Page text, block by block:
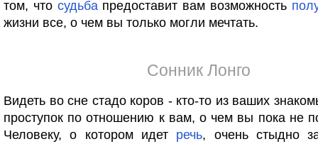
том, что судьбапредоставит вам возможность
жизни все, о чем вы только могли мечтать.
Сонник Лонго
Видеть во сне стадо коров - кто-то из ваших
проступок по отношению к вам, о чем вы пока не
Человеку, о котором идет речь, очень стыдно